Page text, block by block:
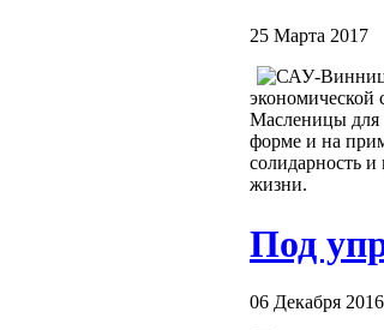
25 Марта 2017
экономической
Масленицы для
форме и на
солидарность и
жизни.
Под
06 Декабря 2016